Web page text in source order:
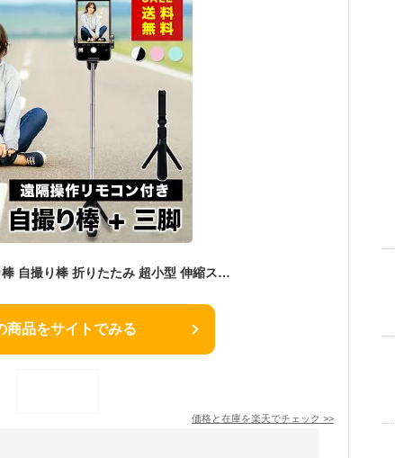
自撮り棒+三脚 セルカ棒 自撮り棒 折りたたみ 超小型 伸縮スタンド 遠隔操作Bluetoothリモコン付き、三脚一体型 人気商品のため再入荷しました。
商品をサイトでみる
価格と在庫を楽天でチェック >>